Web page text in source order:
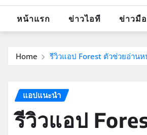
หน้าแรก ข่าวไอที ข่าวมื
Home รีวิวแอป Forest ตัวช่วยอ่านห
แอปแนะนำ
รีวิวแอป